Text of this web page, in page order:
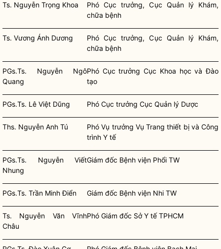
Ts. Nguyễn Trọng Khoa
Phó Cục trưởng, Cục Quản lý Khám,
chữa bệnh
Ts. Vương Ánh Dương
Phó Cục trưởng, Cục Quản lý Khám,
chữa bệnh
PGs.Ts. Nguyễn Ngô
Quang
Phó Cục trưởng Cục Khoa học và Đào
tạo
PGs.Ts. Lê Việt Dũng Phó Cục trưởng Cục Quản lý Dược
Ths. Nguyễn Anh Tú
Phó Vụ trưởng Vụ Trang thiết bị và Công
trình Y tế
PGs.Ts. Nguyễn Viết
Nhung
Giám đốc Bệnh viện Phổi TW
PGs.Ts. Trần Minh Điển Giám đốc Bệnh viện Nhi TW
Ts. Nguyễn Văn Vĩnh
Châu
Phó Giám đốc Sở Y tế TPHCM